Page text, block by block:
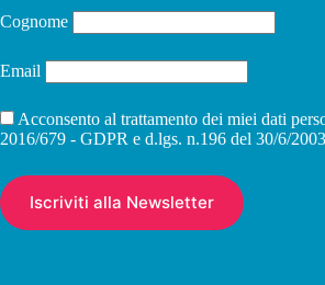
Cognome
Email
Acconsento al trattamento dei miei dati
2016/679 - GDPR e d.lgs. n.196 del 30/6/